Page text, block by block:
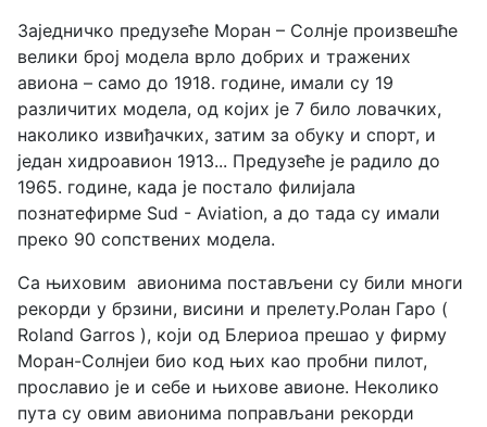
Заједничко предузеће Моран – Солнје произвешће
велики број модела врло добрих и тражених
авиона – само до 1918. године, имали су 19
различитих модела, од којих је 7 било ловачких,
наколико извиђачких, затим за обуку и спорт, и
један хидроавион 1913... Предузеће је радило до
1965. године, када је постало филијала
познатефирме Sud - Aviation, а до тада су имали
преко 90 сопствених модела.
Са њиховим авионима постављени су били многи
рекорди у брзини, висини и прелету.Ролан Гаро (
Roland Garros ), који од Блериоа прешао у фирму
Моран-Солнјеи био код њих као пробни пилот,
прославио је и себе и њихове авионе. Неколико
пута су овим авионима поправљани рекорди